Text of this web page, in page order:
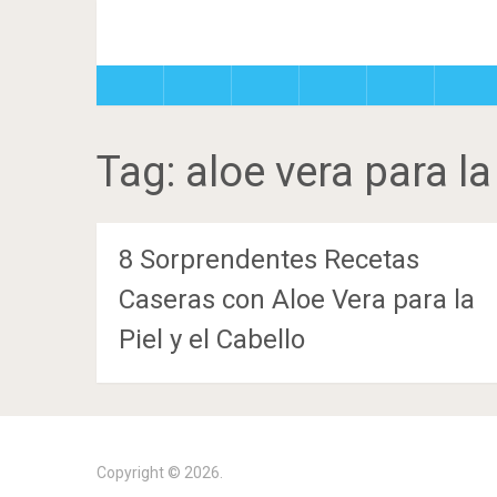
Tag: aloe vera para
8 Sorprendentes Recetas
Caseras con Aloe Vera para la
Piel y el Cabello
Copyright © 2026.